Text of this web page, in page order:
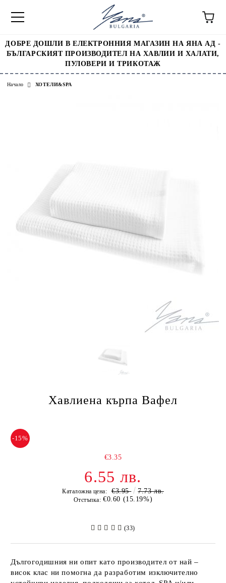
ДОБРЕ ДОШЛИ В ЕЛЕКТРОННИЯ МАГАЗИН НА ЯНА АД -
БЪЛГАРСКИЯТ ПРОИЗВОДИТЕЛ НА ХАВЛИИ И ХАЛАТИ,
ПУЛОВЕРИ И ТРИКОТАЖ
Начало ХОТЕЛИ&SPA
Хавлиена кърпа Вафел
-15%
€3.35
6.55 лв.
Каталожна цена: €3.95 7.73 лв.
Отстъпка: €0.60 (15.19%)
(33)
Дългогодишния ни опит като производител от най –
висок клас ни помогна да разработим изключително